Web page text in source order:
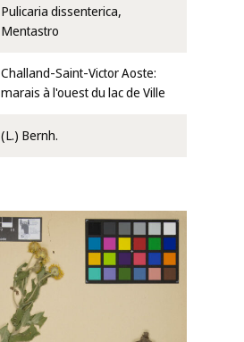
Pulicaria dissenterica,
Mentastro
Challand-Saint-Victor Aoste:
marais à l'ouest du lac de Ville
(L.) Bernh.